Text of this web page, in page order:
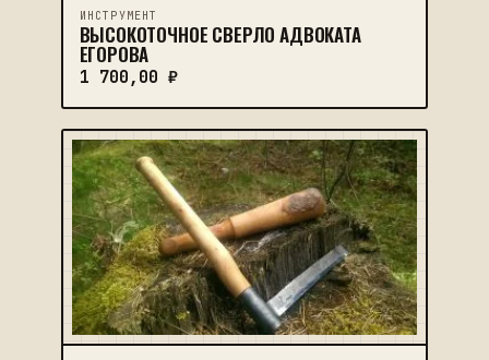
ИНСТРУМЕНТ
ВЫСОКОТОЧНОЕ СВЕРЛО АДВОКАТА
ЕГОРОВА
1 700,00 ₽